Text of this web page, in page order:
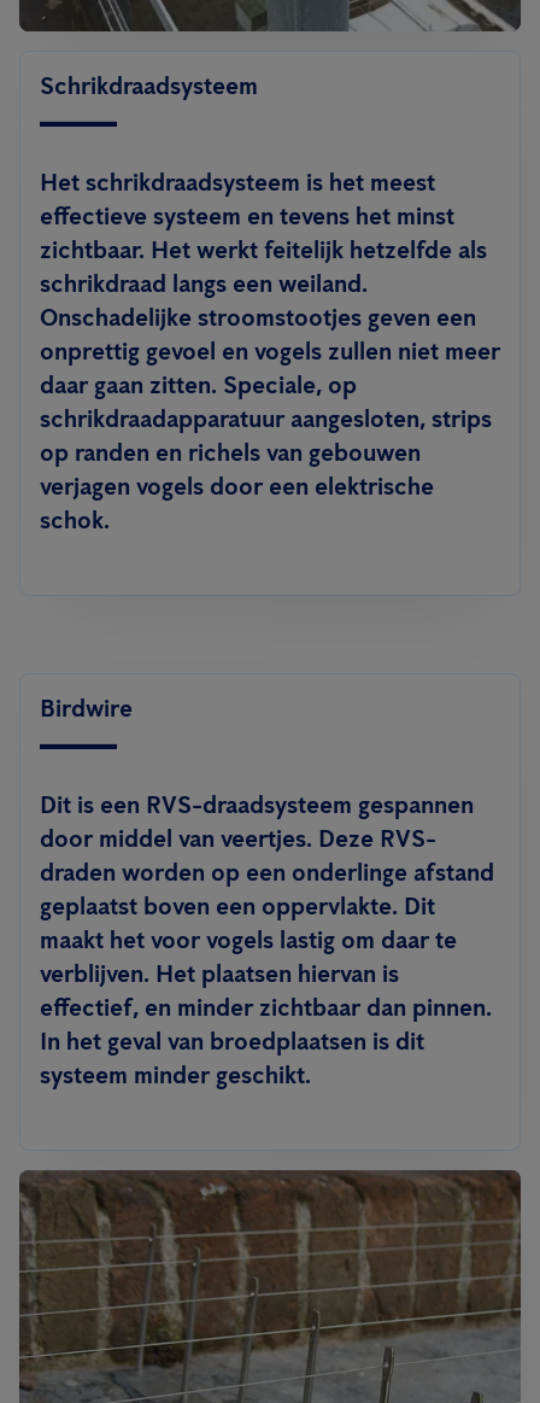
Schrikdraadsysteem
Het schrikdraadsysteem is het meest
effectieve systeem en tevens het minst
zichtbaar. Het werkt feitelijk hetzelfde als
schrikdraad langs een weiland.
Onschadelijke stroomstootjes geven een
onprettig gevoel en vogels zullen niet meer
daar gaan zitten. Speciale, op
schrikdraadapparatuur aangesloten, strips
op randen en richels van gebouwen
verjagen vogels door een elektrische
schok.
Birdwire
Dit is een RVS-draadsysteem gespannen
door middel van veertjes. Deze RVS-
draden worden op een onderlinge afstand
geplaatst boven een oppervlakte. Dit
maakt het voor vogels lastig om daar te
verblijven. Het plaatsen hiervan is
effectief, en minder zichtbaar dan pinnen.
In het geval van broedplaatsen is dit
systeem minder geschikt.